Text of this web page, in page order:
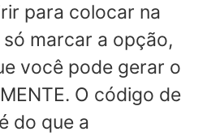
para colocar na
marcar a opção,
você pode gerar o
O código de
do que a